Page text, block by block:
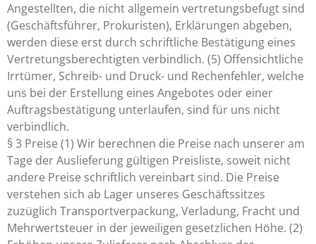
Angestellten, die nicht allgemein vertretungsbefugt sind
(Geschäftsführer, Prokuristen), Erklärungen abgeben,
werden diese erst durch schriftliche Bestätigung eines
Vertretungsberechtigten verbindlich. (5) Offensichtliche
Irrtümer, Schreib- und Druck- und Rechenfehler, welche
uns bei der Erstellung eines Angebotes oder einer
Auftragsbestätigung unterlaufen, sind für uns nicht
verbindlich.
§ 3 Preise (1) Wir berechnen die Preise nach unserer am
Tage der Auslieferung gültigen Preisliste, soweit nicht
andere Preise schriftlich vereinbart sind. Die Preise
verstehen sich ab Lager unseres Geschäftssitzes
zuzüglich Transportverpackung, Verladung, Fracht und
Mehrwertsteuer in der jeweiligen gesetzlichen Höhe. (2)